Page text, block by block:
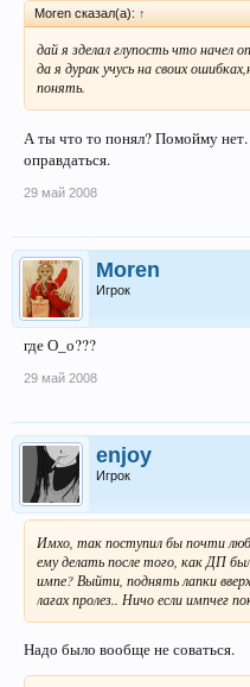
Moren сказал(а): ↑
дай я зделал глупость что начел
да я дурак учусь на своих
понять.
А ты что то понял? Помойму
оправдаться.
29 май 2008
Moren
Игрок
где О_о???
29 май 2008
enjoy
Игрок
Имхо, так поступил бы почти
ему делать после того, как ДП
импе? Выйти, поднять лапки
лагах пролез.. Ничо если импчег
Надо было вообще не соваться.